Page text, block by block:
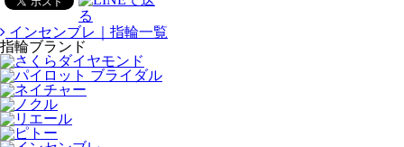
インセンブレ｜指輪一覧
指輪ブランド